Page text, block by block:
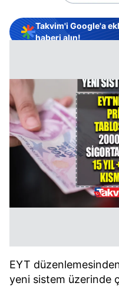
Takvim'i Google'a
haberi alın!
EYT
yeni sistem üzerinde